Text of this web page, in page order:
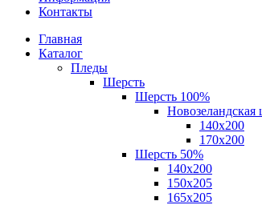
Контакты
Главная
Каталог
Пледы
Шерсть
Шерсть 100%
Новозеландская
140х200
170x200
Шерсть 50%
140x200
150х205
165х205